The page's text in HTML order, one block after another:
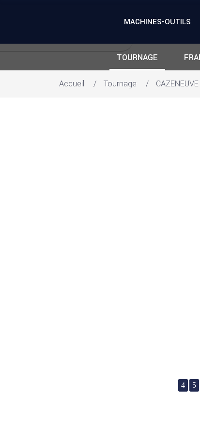
MACHINES-OUTILS
TOURNAGE
Accueil Tournage CAZENEUVE